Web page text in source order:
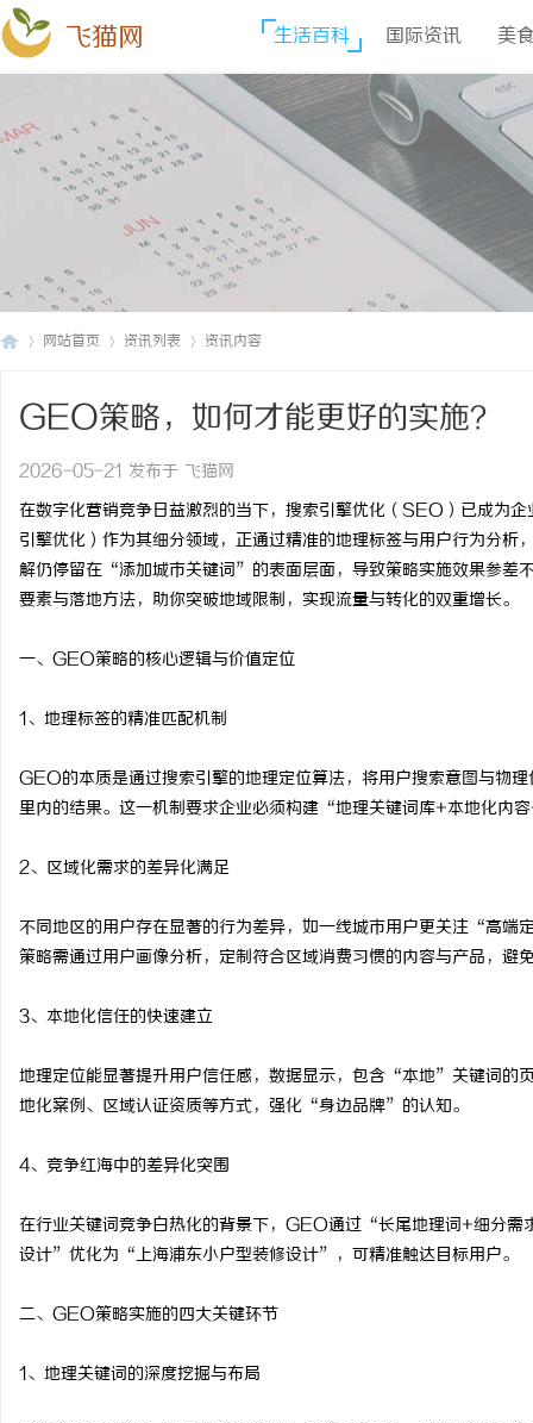
飞猫网 生活百科 国际资讯 美
网站首页 资讯列表 资讯内容
GEO策略，如何才能更好的实施？
2026-05-21 发布于 飞猫网
在数字化营销竞争日益激烈的当下，搜索引擎优化（SEO）已成为
引擎优化）作为其细分领域，正通过精准的地理标签与用户行为分
解仍停留在“添加城市关键词”的表面层面，导致策略实施效果参差
要素与落地方法，助你突破地域限制，实现流量与转化的双重增长。
一、GEO策略的核心逻辑与价值定位
1、地理标签的精准匹配机制
GEO的本质是通过搜索引擎的地理定位算法，将用户搜索意图与物
里内的结果。这一机制要求企业必须构建“地理关键词库+本地化内
2、区域化需求的差异化满足
不同地区的用户存在显著的行为差异，如一线城市用户更关注“高
策略需通过用户画像分析，定制符合区域消费习惯的内容与产品，
3、本地化信任的快速建立
地理定位能显著提升用户信任感，数据显示，包含“本地”关键词的
地化案例、区域认证资质等方式，强化“身边品牌”的认知。
4、竞争红海中的差异化突围
在行业关键词竞争白热化的背景下，GEO通过“长尾地理词+细分
设计”优化为“上海浦东小户型装修设计”，可精准触达目标用户。
二、GEO策略实施的四大关键环节
1、地理关键词的深度挖掘与布局
天安生物：引领现代生